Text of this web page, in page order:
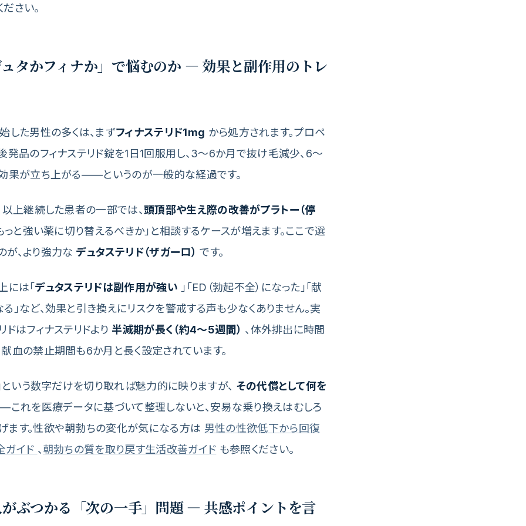
さい。
タかフィナか」で悩むのか — 効果と副作用のトレ
した男性の多くは、まずフィナステリド1mg から処方されます。プロペ
発品のフィナステリド錠を1日1回服用し、3〜6か月で抜け毛減少、6〜
果が立ち上がる——というのが一般的な経過です。
以上継続した患者の一部では、頭頂部や生え際の改善がプラトー（停
っと強い薬に切り替えるべきか」と相談するケースが増えます。ここで選
、より強力な デュタステリド（ザガーロ） です。
には「 デュタステリドは副作用が強い 」「ED（勃起不全）になった」「献
」など、効果と引き換えにリスクを警戒する声も少なくありません。実
ドはフィナステリドより半減期が長く（約4〜5週間） 、体外排出に時間
血の禁止期間も6か月と長く設定されています。
という数字だけを切り取れば魅力的に映りますが、 その代償として何を
れを医療データに基づいて整理しないと、安易な乗り換えはむしろ
ます。性欲や朝勃ちの変化が気になる方は 男性の性欲低下から回復
ガイド 、 朝勃ちの質を取り戻す生活改善ガイド も参照ください。
ぶつかる「次の一手」問題 — 共感ポイントを言